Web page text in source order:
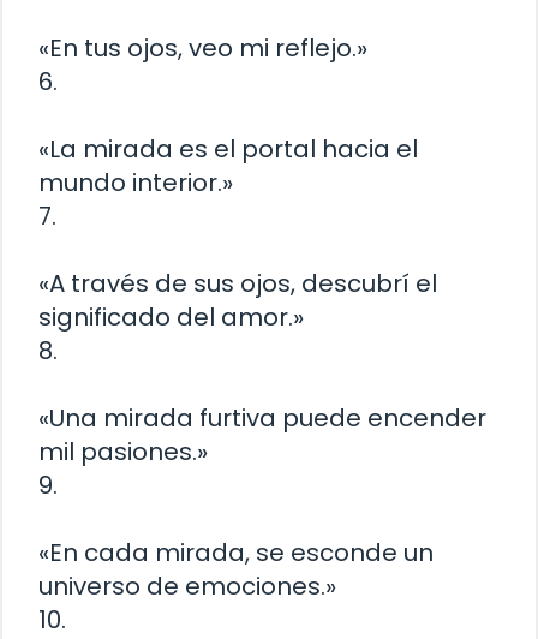
«En tus ojos, veo mi reflejo.»
6.
«La mirada es el portal hacia el
mundo interior.»
7.
«A través de sus ojos, descubrí el
significado del amor.»
8.
«Una mirada furtiva puede encender
mil pasiones.»
9.
«En cada mirada, se esconde un
universo de emociones.»
10.